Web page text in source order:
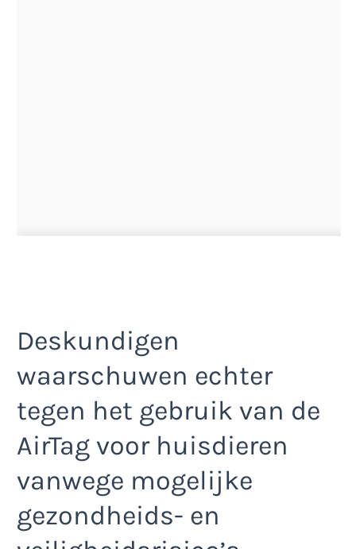
Deskundigen
waarschuwen echter
tegen het gebruik van de
AirTag voor huisdieren
vanwege mogelijke
gezondheids- en